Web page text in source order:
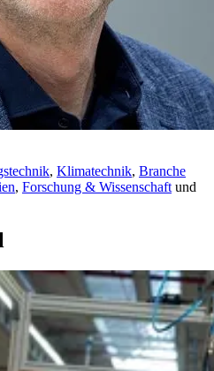
, Klimatechnik, Branche
, Forschung & Wissenschaftund